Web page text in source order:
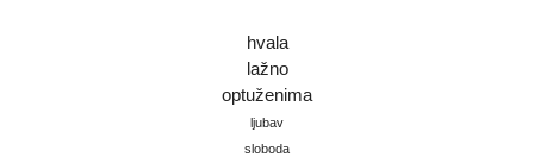
hvala
lažno
optuženima
ljubav
sloboda